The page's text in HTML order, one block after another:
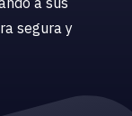
segura y